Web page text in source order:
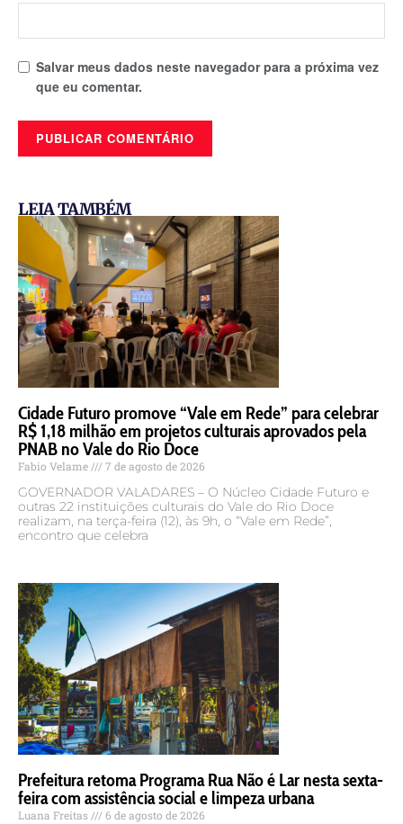
Salvar meus dados neste navegador para a próxima vez
que eu comentar.
LEIA TAMBÉM
Cidade Futuro promove “Vale em Rede” para celebrar
R$ 1,18 milhão em projetos culturais aprovados pela
PNAB no Vale do Rio Doce
Fabio Velame 7 de agosto de 2026
GOVERNADOR VALADARES – O Núcleo Cidade Futuro e
outras 22 instituições culturais do Vale do Rio Doce
realizam, na terça-feira (12), às 9h, o “Vale em Rede”,
encontro que celebra
Prefeitura retoma Programa Rua Não é Lar nesta sexta-
feira com assistência social e limpeza urbana
Luana Freitas 6 de agosto de 2026